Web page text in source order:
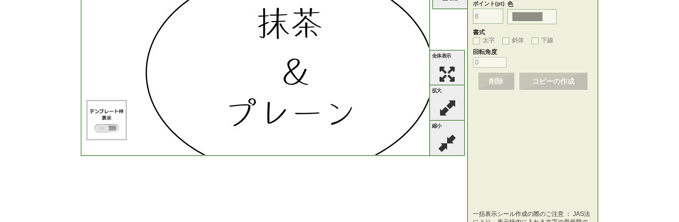
抹茶
＆
プレーン
全体表示
拡大
縮小
ポイント(pt) 色
書式
太字
斜体
下線
回転角度
削除 コピーの作成
一括表示シール作成の際のご注意 ： JAS法